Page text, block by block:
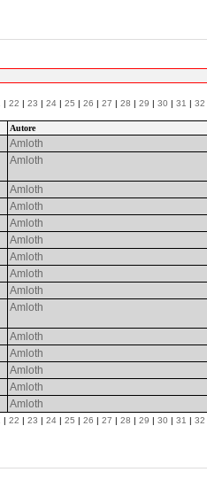
| 22 | 23 | 24 | 25 | 26 | 27 | 28 | 29 | 30 | 31 | 32
Autore
Amloth
Amloth
Amloth
Amloth
Amloth
Amloth
Amloth
Amloth
Amloth
Amloth
Amloth
Amloth
Amloth
Amloth
Amloth
| 22 | 23 | 24 | 25 | 26 | 27 | 28 | 29 | 30 | 31 | 32